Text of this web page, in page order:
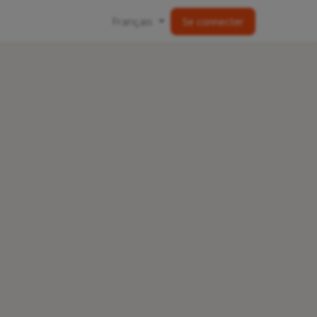
Français Se connecter